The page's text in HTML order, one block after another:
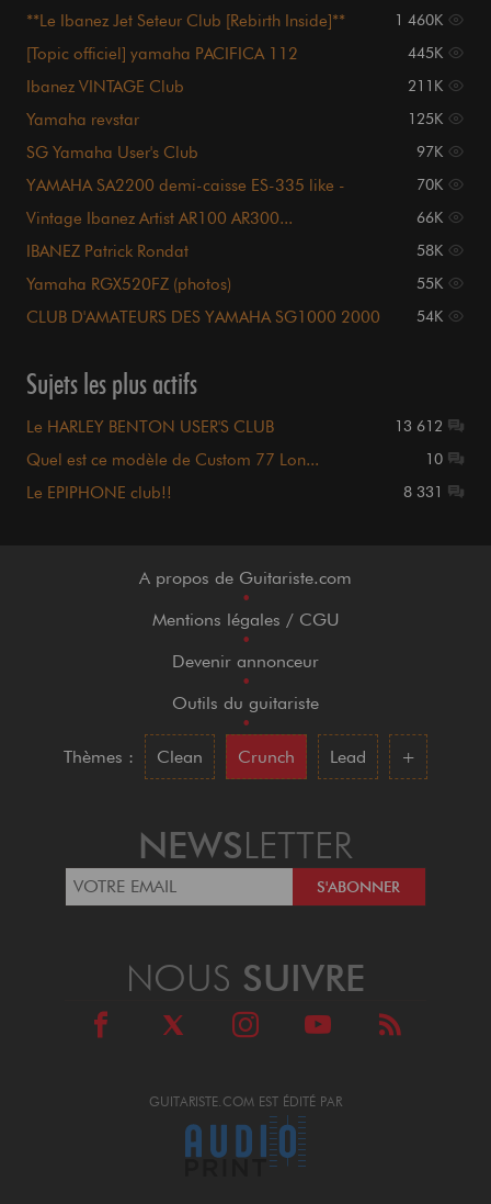
**Le Ibanez Jet Seteur Club [Rebirth Inside]** 1 460K
[Topic officiel] yamaha PACIFICA 112 445K
Ibanez VINTAGE Club 211K
Yamaha revstar 125K
SG Yamaha User's Club 97K
YAMAHA SA2200 demi-caisse ES-335 like -
70K
Vintage Ibanez Artist AR100 AR300... 66K
IBANEZ Patrick Rondat 58K
Yamaha RGX520FZ (photos) 55K
CLUB D'AMATEURS DES YAMAHA SG1000 2000
54K
Sujets les plus actifs
Le HARLEY BENTON USER'S CLUB 13 612
Quel est ce modèle de Custom 77 Lon... 10
Le EPIPHONE club!! 8 331
A propos de Guitariste.com
•
Mentions légales / CGU
•
Devenir annonceur
•
Outils du guitariste
•
Thèmes :
Clean Crunch Lead +
NEWSLETTER
GUITARISTE.COM EST ÉDITÉ PAR
NOUS SUIVRE